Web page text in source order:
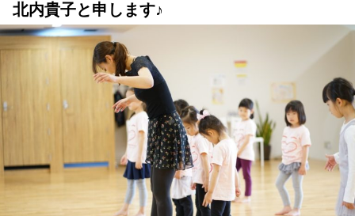
北内貴子と申します♪